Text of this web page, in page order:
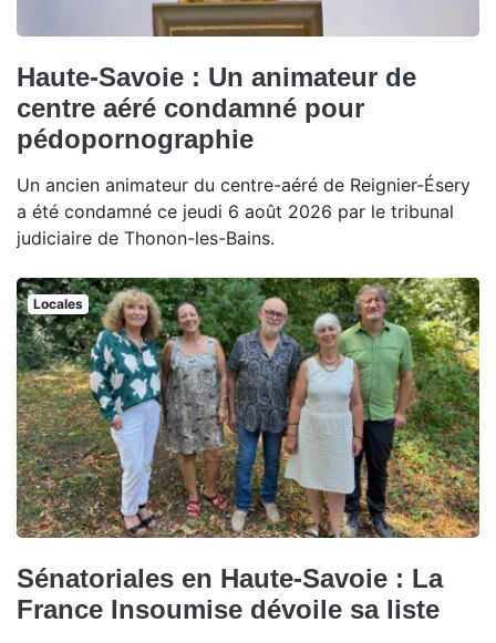
Haute-Savoie : Un animateur de
centre aéré condamné pour
pédopornographie
Un ancien animateur du centre-aéré de Reignier-Ésery
a été condamné ce jeudi 6 août 2026 par le tribunal
judiciaire de Thonon-les-Bains.
Locales
Sénatoriales en Haute-Savoie : La
France Insoumise dévoile sa liste